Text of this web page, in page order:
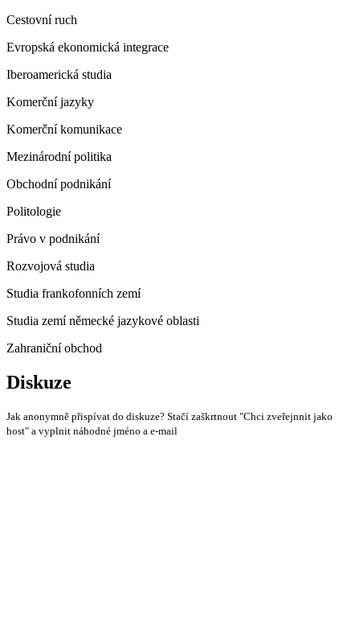
Cestovní ruch
Evropská ekonomická integrace
Iberoamerická studia
Komerční jazyky
Komerční komunikace
Mezinárodní politika
Obchodní podnikání
Politologie
Právo v podnikání
Rozvojová studia
Studia frankofonních zemí
Studia zemí německé jazykové oblasti
Zahraniční obchod
Diskuze
Jak anonymně přispívat do diskuze? Stačí zaškrtnout "Chci zveřejnnit jako
host" a vyplnit náhodné jméno a e-mail